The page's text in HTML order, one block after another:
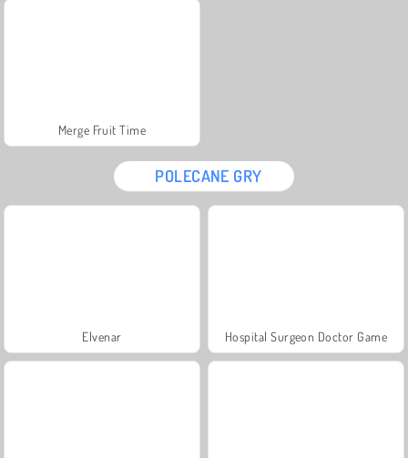
Merge Fruit Time
POLECANE GRY
Elvenar Hospital Surgeon Doctor Game